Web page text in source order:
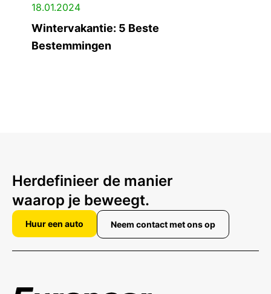
18.01.2024
Wintervakantie: 5 Beste
Bestemmingen
Herdefinieer de manier
waarop je beweegt.
Huur een auto Neem contact met ons op